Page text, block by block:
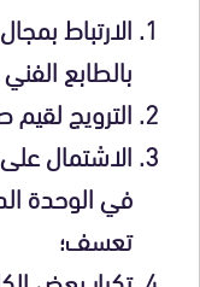
الارتباط
بالطابع
الترويج لقيم
الاشتمال
في الوحدة
تعسف؛